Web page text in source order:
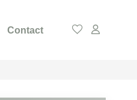
Contact